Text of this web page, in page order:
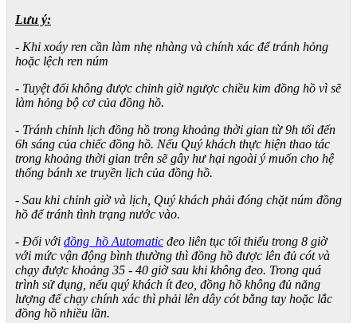
Lưu ý:
- Khi xoáy ren cần làm nhẹ nhàng và chính xác để tránh hỏng
hoặc lệch ren núm
- Tuyệt đối không được chỉnh giờ ngược chiều kim đồng hồ vì sẽ
làm hỏng bộ cơ của đồng hồ.
- Tránh chỉnh lịch đồng hồ trong khoảng thời gian từ 9h tối đến
6h sáng của chiếc đồng hồ. Nếu Quý khách thực hiện thao tác
trong khoảng thời gian trên sẽ gây hư hại ngoài ý muốn cho hệ
thống bánh xe truyền lịch của đồng hồ.
- Sau khi chỉnh giờ và lịch, Quý khách phải đóng chặt núm đồng
hồ để tránh tình trạng nước vào.
- Đối với đồng hồ Automatic đeo liên tục tối thiểu trong 8 giờ
với mức vận động bình thường thì đồng hồ được lên đủ cót và
chạy được khoảng 35 - 40 giờ sau khi không đeo. Trong quá
trình sử dụng, nếu quý khách ít đeo, đồng hồ không đủ năng
lượng để chạy chính xác thì phải lên dây cót bằng tay hoặc lắc
đồng hồ nhiều lần.